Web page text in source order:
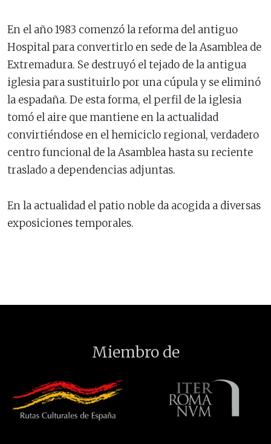
En el año 1983 comenzó la reforma del antiguo
Hospital para convertirlo en sede de la Asamblea de
Extremadura. Se destruyó el tejado de la antigua
iglesia para sustituirlo por una cúpula y se eliminó
la espadaña. De esta forma, el perfil de la iglesia
tomó el aire que mantiene en la actualidad
convirtiéndose en el hemiciclo regional, verdadero
centro funcional de la Asamblea hasta su reciente
traslado a dependencias adjuntas.
En la actualidad el patio noble da acogida a diversas
exposiciones temporales.
Miembro de